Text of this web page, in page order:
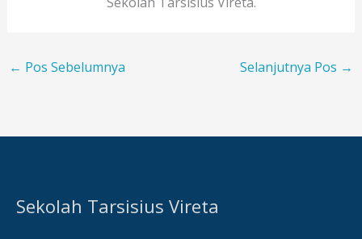
← Pos Sebelumnya Selanjutnya Pos →
Sekolah Tarsisius Vireta